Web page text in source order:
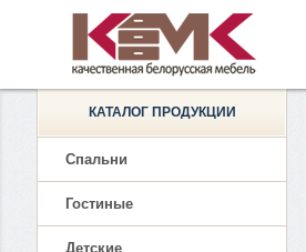
КАТАЛОГ ПРОДУКЦИИ
Спальни
Гостиные
Детские